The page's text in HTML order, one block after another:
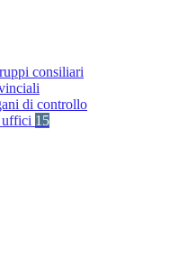
consiliari
di controllo
uffici 15